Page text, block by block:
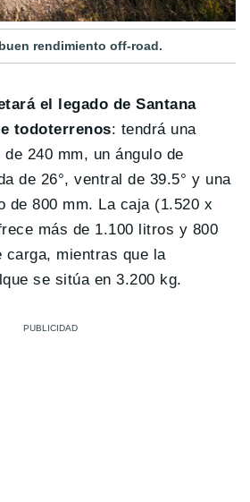
rendimiento off-road.
el legado de Santana
todoterrenos: tendrá una
de 240 mm, unángulo de
de 26°, ventral de 39.5° y una
de 800 mm. La caja (1.520 x
más de 1.100 litros y 800
carga, mientras que la
se sitúa en 3.200 kg.